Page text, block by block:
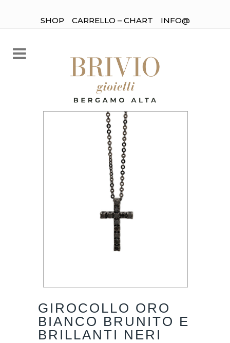
SHOP CARRELLO – CHART INFO@
GIROCOLLO ORO
BIANCO BRUNITO E
BRILLANTI NERI